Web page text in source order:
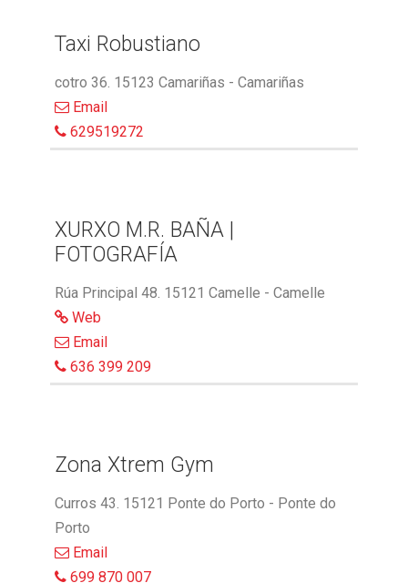
Taxi Robustiano
cotro 36. 15123 Camariñas - Camariñas
Email
629519272
XURXO M.R. BAÑA |
FOTOGRAFÍA
Rúa Principal 48. 15121 Camelle - Camelle
Web
Email
636 399 209
Zona Xtrem Gym
Curros 43. 15121 Ponte do Porto - Ponte do
Porto
Email
699 870 007